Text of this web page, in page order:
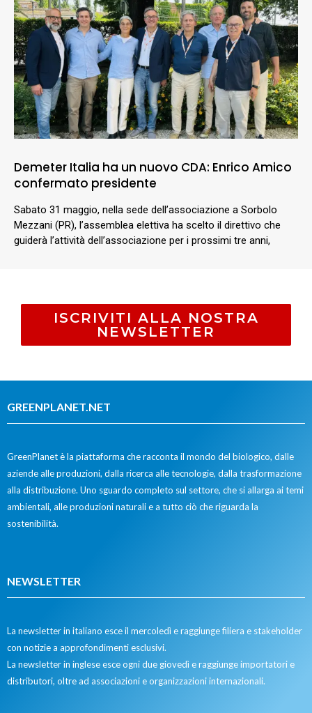
Demeter Italia ha un nuovo CDA: Enrico Amico
confermato presidente
Sabato 31 maggio, nella sede dell’associazione a Sorbolo
Mezzani (PR), l’assemblea elettiva ha scelto il direttivo che
guiderà l’attività dell’associazione per i prossimi tre anni,
ISCRIVITI ALLA NOSTRA
NEWSLETTER
GREENPLANET.NET
GreenPlanet è la piattaforma che racconta il mondo del biologico, dalle
aziende alle produzioni, dalla ricerca alle tecnologie, dalla trasformazione
alla distribuzione. Uno sguardo completo sul settore, che si allarga ai temi
ambientali, alle produzioni naturali e a tutto ciò che riguarda la
sostenibilità.
NEWSLETTER
La newsletter in italiano esce il mercoledì e raggiunge filiera e stakeholder
con notizie a approfondimenti esclusivi.
La newsletter in inglese esce ogni due giovedì e raggiunge importatori e
distributori, oltre ad associazioni e organizzazioni internazionali.